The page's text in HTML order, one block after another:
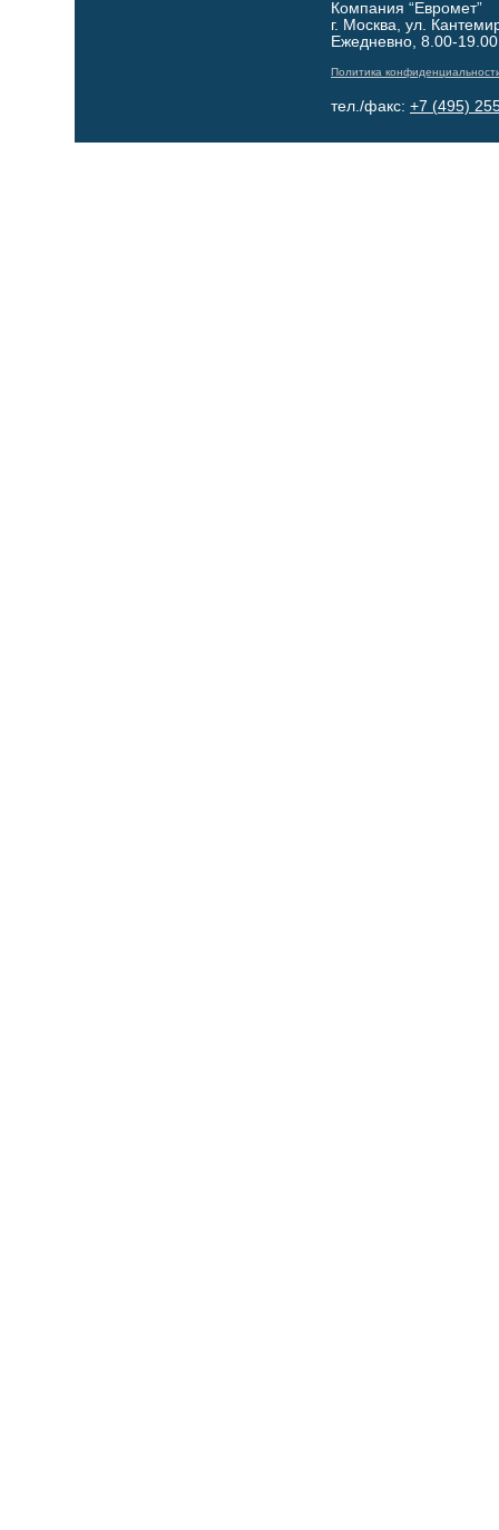
Компания “Евромет”
г. Москва, ул.
Ежедневно, 8.00-19.00
Политика
тел./факс: +7 (495)